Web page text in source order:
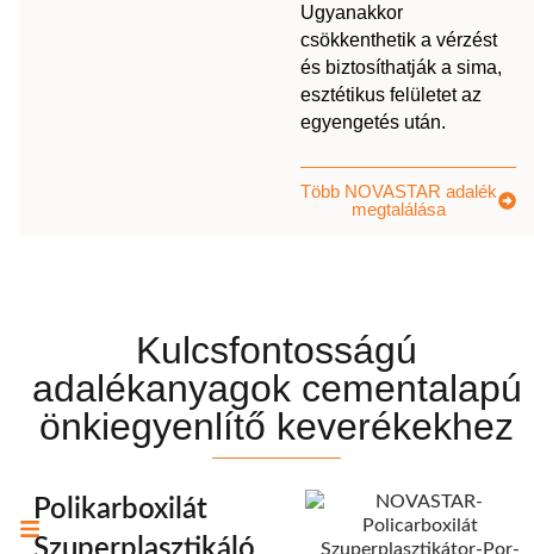
Ugyanakkor
csökkenthetik a vérzést
és biztosíthatják a sima,
esztétikus felületet az
egyengetés után.
Több NOVASTAR adalék
megtalálása
Kulcsfontosságú
adalékanyagok cementalapú
önkiegyenlítő keverékekhez
Polikarboxilát